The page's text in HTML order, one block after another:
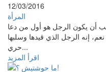
12/03/2016
المرأة
أن يكون الرجل هو أول من دعا
إنه الرجل الذي قيدها وسلبها
حري...
اقرأ المزيد